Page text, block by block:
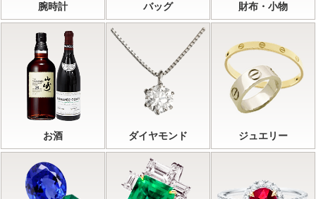
腕時計 バッグ 財布・小物
お酒 ダイヤモンド ジュエリー